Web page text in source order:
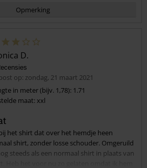
Opmerking
D.
op: zondag, 21 maart 2021
in meter (bijv. 1,78): 1.71
maat: xxl
het shirt dat over het hemdje heen
shirt, zonder losse schouder. Omgeruild
steeds als een normaal shirt in plaats van